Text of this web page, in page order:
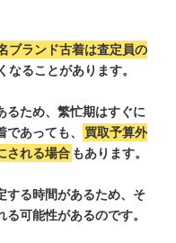
ブランド古着は査定員の
なることがあります。
るため、繁忙期はすぐに
あっても、
買取予算外
される場合 もあります。
する時間があるため、そ
可能性があるのです。